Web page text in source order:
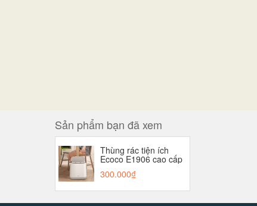
Sản phẩm bạn đã xem
Thùng rác tiện ích
Ecoco E1906 cao cấp
300.000₫